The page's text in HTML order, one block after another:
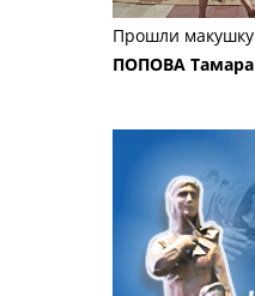
Прошли макушку
ПОПОВА Тамара